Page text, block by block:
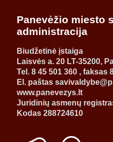
Panevėžio miesto
administracija
Biudžetinė įstaiga
Laisvės a. 20 LT-35200,
Tel. 8 45 501 360 , faksas
El. paštas
www.panevezys.lt
Juridinių asmenų
Kodas 288724610